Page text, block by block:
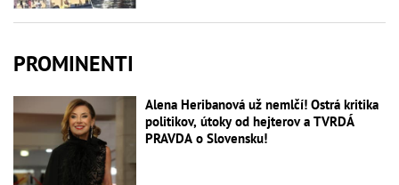
PROMINENTI
Alena Heribanová už nemlčí! Ostrá kritika
politikov, útoky od hejterov a TVRDÁ
PRAVDA o Slovensku!